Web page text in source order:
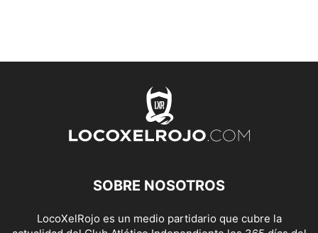
SOBRE NOSOTROS
LocoXelRojo es un medio partidario que cubre la